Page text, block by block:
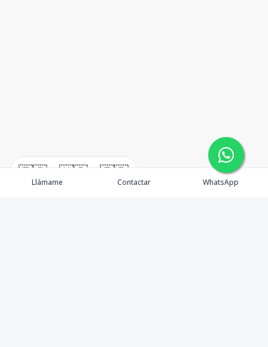
🇪🇸 🇺🇸 🇫🇷
Llámame Contactar WhatsApp